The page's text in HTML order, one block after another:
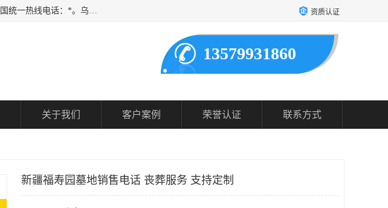
乌鲁木齐福寿家园商务咨询服务有限公司从事：殡葬服务、福寿园、公墓、墓地、迁坟服务等服务，全国统一热线电话：*。乌鲁木齐福寿家园商务咨询服务有限公司提供多种一条龙服务套餐，满足各阶层的实际需求。实实在在做到省心、省力、省钱。 资质认证
13579931860
关于我们 客户案例 荣誉认证 联系方式
新疆福寿园墓地销售电话 丧葬服务 支持定制